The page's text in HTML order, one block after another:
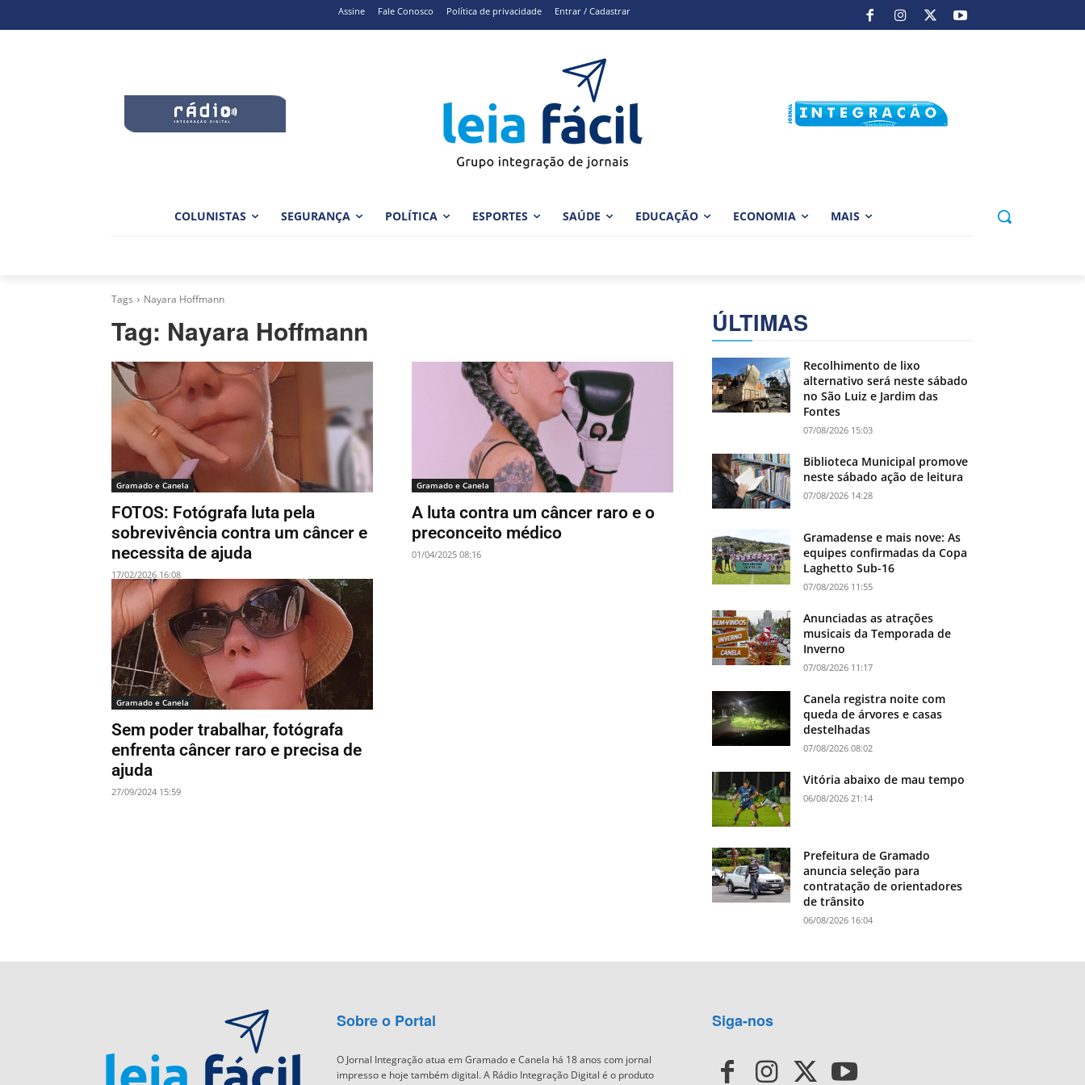
Assine Fale Conosco Política de privacidade Entrar / Cadastrar
COLUNISTAS SEGURANÇA POLÍTICA ESPORTES SAÚDE EDUCAÇÃO ECONOMIA MAIS
Tags Nayara Hoffmann
Tag: Nayara Hoffmann
Gramado e Canela
FOTOS: Fotógrafa luta pela
sobrevivência contra um câncer e
necessita de ajuda
17/02/2026 16:08
Gramado e Canela
A luta contra um câncer raro e o
preconceito médico
01/04/2025 08:16
Gramado e Canela
Sem poder trabalhar, fotógrafa
enfrenta câncer raro e precisa de
ajuda
27/09/2024 15:59
ÚLTIMAS
Recolhimento de lixo
alternativo será neste sábado
no São Luiz e Jardim das
Fontes
07/08/2026 15:03
Biblioteca Municipal promove
neste sábado ação de leitura
07/08/2026 14:28
Gramadense e mais nove: As
equipes confirmadas da Copa
Laghetto Sub-16
07/08/2026 11:55
Anunciadas as atrações
musicais da Temporada de
Inverno
07/08/2026 11:17
Canela registra noite com
queda de árvores e casas
destelhadas
07/08/2026 08:02
Vitória abaixo de mau tempo
06/08/2026 21:14
Prefeitura de Gramado
anuncia seleção para
contratação de orientadores
de trânsito
06/08/2026 16:04
Sobre o Portal
O Jornal Integração atua em Gramado e Canela há 18 anos com jornal
impresso e hoje também digital. A Rádio Integração Digital é o produto
Siga-nos